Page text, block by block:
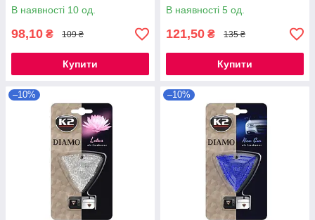
В наявності 10 од.
98,10 ₴ 109 ₴
Купити
В наявності 5 од.
121,50 ₴ 135 ₴
Купити
–10% –10%